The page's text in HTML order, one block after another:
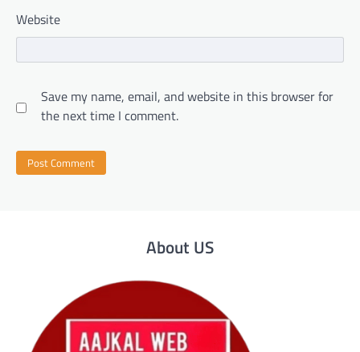
Website
Save my name, email, and website in this browser for
the next time I comment.
About US